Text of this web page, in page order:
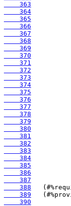
    363
    364
    365
    366
    367
    368
    369
    370
    371
    372
    373
    374
    375
    376
    377
    378
    379
    380
    381
    382
    383
    384
    385
    386
    387
    388
    389
    390